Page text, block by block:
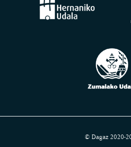
© Dagaz 2020-